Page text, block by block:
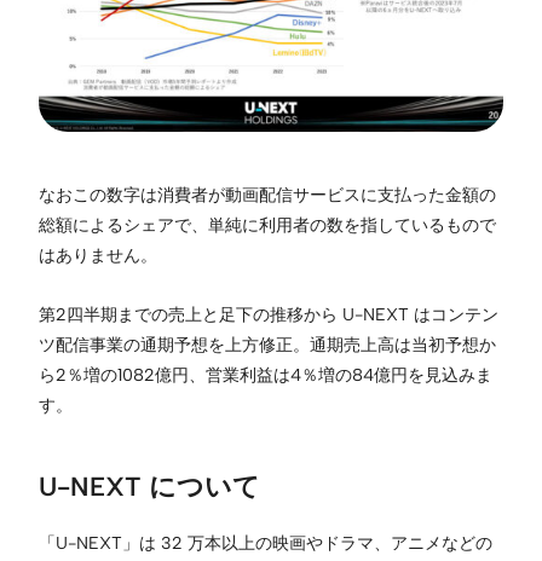
なおこの数字は消費者が動画配信サービスに支払った金額の
総額によるシェアで、単純に利用者の数を指しているもので
はありません。
第2四半期までの売上と足下の推移から U-NEXT はコンテン
ツ配信事業の通期予想を上方修正。通期売上高は当初予想か
ら2％増の1082億円、営業利益は4％増の84億円を見込みま
す。
U-NEXT について
「U-NEXT」は 32 万本以上の映画やドラマ、アニメなどの